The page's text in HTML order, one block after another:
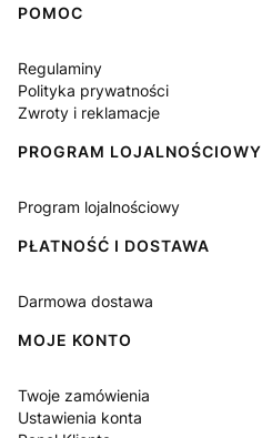
Linki w stopce
POMOC
Regulaminy
Polityka prywatności
Zwroty i reklamacje
PROGRAM LOJALNOŚCIOWY
Program lojalnościowy
PŁATNOŚĆ I DOSTAWA
Darmowa dostawa
MOJE KONTO
Twoje zamówienia
Ustawienia konta